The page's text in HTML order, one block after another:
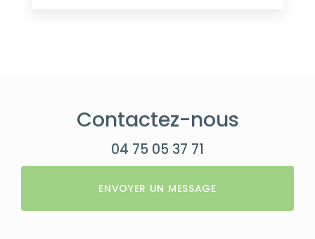
Contactez-nous
04 75 05 37 71
ENVOYER UN MESSAGE